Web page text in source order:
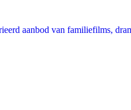
aanbod van familiefilms,